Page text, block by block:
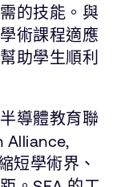
的技能。與
術課程適應
助學生順利
導體教育聯
Alliance,
短學術界、